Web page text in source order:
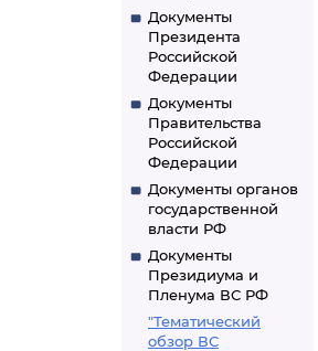
Документы
Президента
Российской
Федерации
Документы
Правительства
Российской
Федерации
Документы органов
государственной
власти РФ
Документы
Президиума и
Пленума ВС РФ
"Тематический
обзор ВС